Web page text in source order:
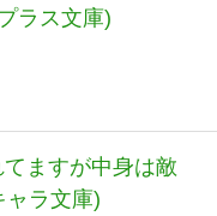
ラス文庫)
ますが中身は敵
ャラ文庫)